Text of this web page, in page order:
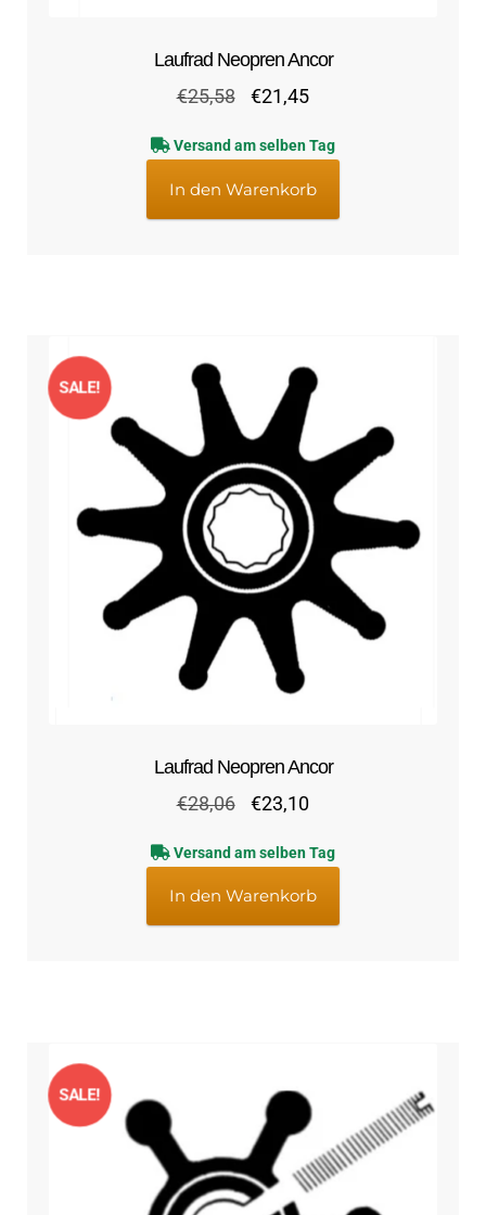
Laufrad Neopren Ancor
€25,58
Ursprünglicher
war:
€25,58
€21,45Aktueller
ist:
€21,45.
Versand am selben Tag
In den Warenkorb
Laufrad Neopren Ancor
SALE!
€28,06
Ursprünglicher
war:
€28,06
€23,10Aktueller
ist:
€23,10.
Versand am selben Tag
In den Warenkorb
SALE!